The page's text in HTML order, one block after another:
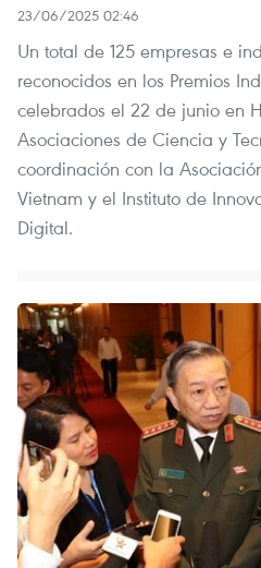
23/06/2025 02:46
Un total de 125 empresas e
reconocidos en los Premios
celebrados el 22 de junio en
Asociaciones de Ciencia y
coordinación con la
Vietnam y el Instituto de
Digital.